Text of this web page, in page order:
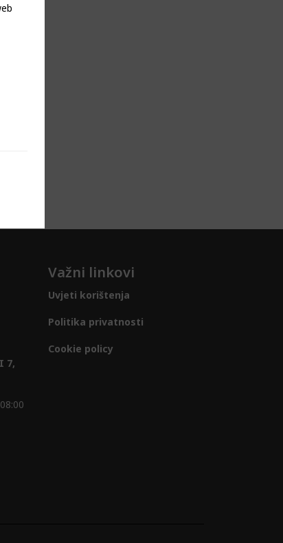
7,
Važni linkovi
Uvjeti korištenja
Politika privatnosti
Cookie policy